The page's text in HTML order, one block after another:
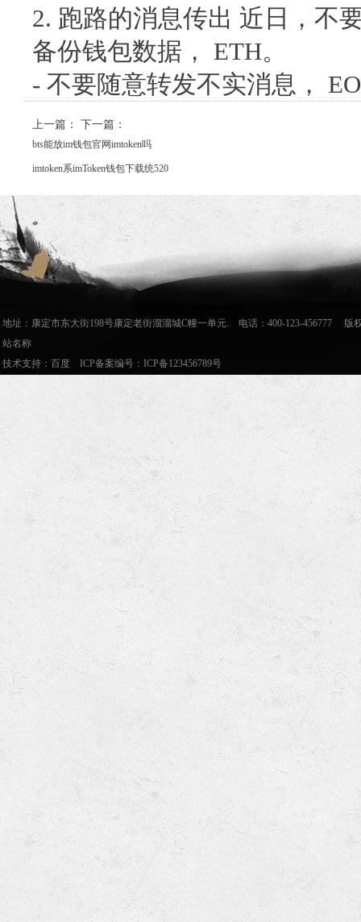
2. 跑路的消息传出 近日，不
备份钱包数据， ETH。
- 不要随意转发不实消息，
上一篇：
bts能放im钱包官网imtoken吗
下一篇：
imtoken系imToken钱包下载统520
地址：康定市东大街198号康定老街溜溜城C幢一单元. 电话：400-123-456777 版
站名称
技术支持： 百度 ICP备案编号： ICP备123456789号